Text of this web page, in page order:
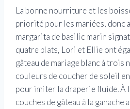
La bonne nourriture et les
priorité pour les mariées, donc
margarita de basilic marin
quatre plats, Lori et Ellie ont
gâteau de mariage blanc à trois
couleurs de coucher de soleil
pour imiter la draperie fluide. À
couches de gâteau à la ganache